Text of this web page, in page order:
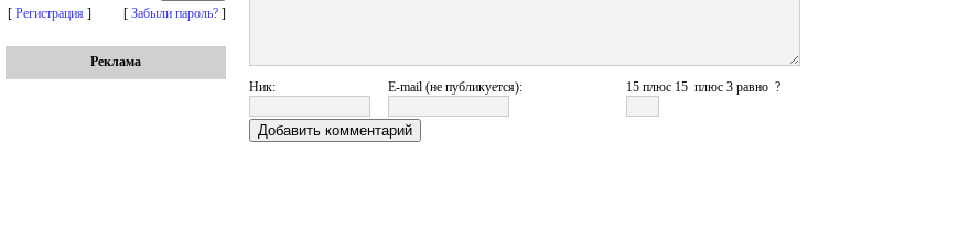
[ Регистрация ] [ Забыли пароль? ]
Реклама
Ник: E-mail (не публикуется): 15 плюс 15 плюс 3 равно ?